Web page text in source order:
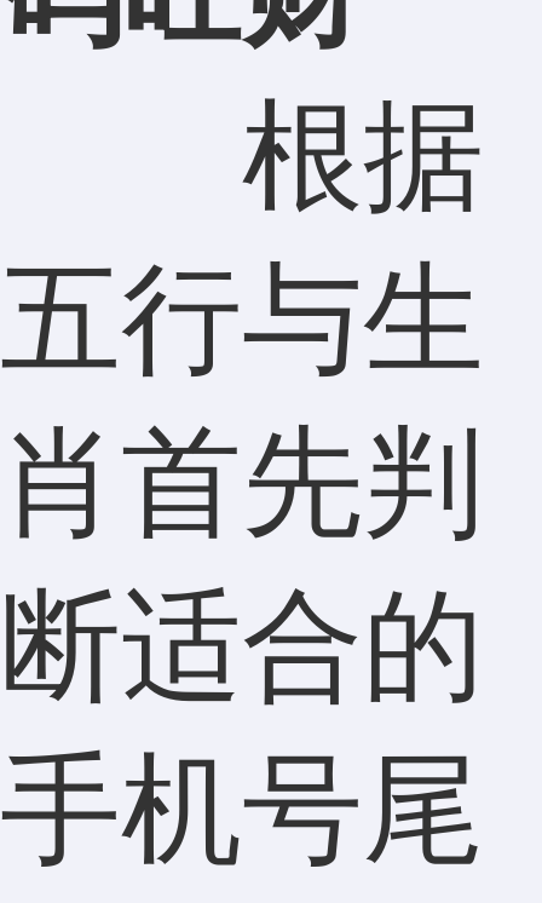
根据
五行与生
肖首先判
断适合的
手机号尾